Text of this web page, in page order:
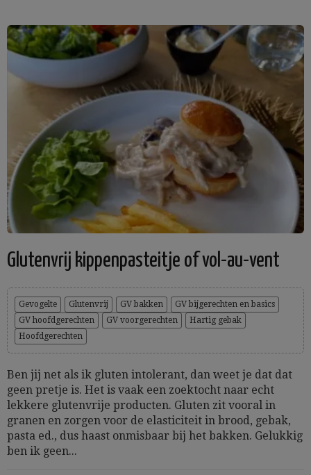
Glutenvrij kippenpasteitje of vol-au-vent
Gevogelte Glutenvrij GV bakken
GV bijgerechten en basics
GV hoofdgerechten
GV voorgerechten
Hartig gebak
Hoofdgerechten
Ben jij net als ik gluten intolerant, dan weet je dat dat
geen pretje is. Het is vaak een zoektocht naar echt
lekkere glutenvrije producten. Gluten zit vooral in
granen en zorgen voor de elasticiteit in brood, gebak,
pasta ed., dus haast onmisbaar bij het bakken. Gelukkig
ben ik geen...